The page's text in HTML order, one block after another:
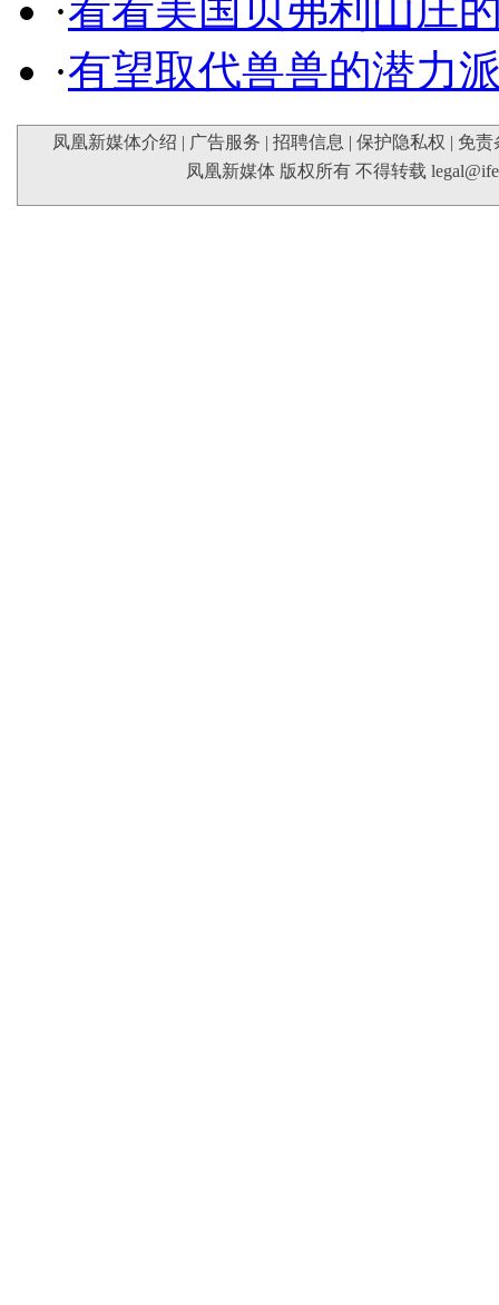
·看看美国贝弗利山庄
·有望取代兽兽的潜力
凤凰新媒体介绍 | 广告服务 | 招聘信息 | 保护隐私权 | 免责
凤凰新媒体 版权所有 不得转载